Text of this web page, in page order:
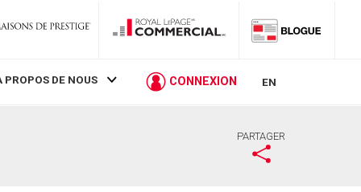
PROPOS DE NOUS CONNEXION EN
PARTAGER